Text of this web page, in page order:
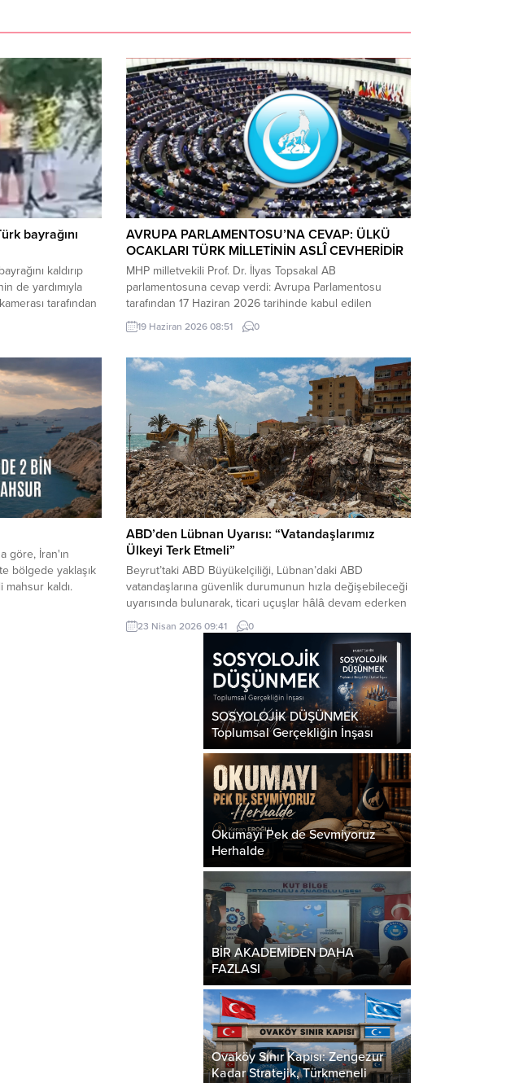
bayrağını
kaldırıp
de yardımıyla
tarafından
Parkı
Bu sırada parkta
AVRUPA PARLAMENTOSU’NA CEVAP: ÜLKÜ
OCAKLARI TÜRK MİLLETİNİN ASLÎ CEVHERİDİR
MHP milletvekili Prof. Dr. İlyas Topsakal AB
parlamentosuna cevap verdi: Avrupa Parlamentosu
tarafından 17 Haziran 2026 tarihinde kabul edilen
Türkiye Raporu, teknik bir ilerleme belgesi olmaktan
ziyade, Türkiye-AB ilişkilerinin gerilimli fay hatlarını
alan bir siyasi pozisyon belgesi niteliğindedir. Raporun
içeriği, Türkiye’nin iç siyasi dengelerine...
19 Haziran 2026 08:51 0
göre, İran'ın
bölgede yaklaşık
kaldı.
ABD’den Lübnan Uyarısı: “Vatandaşlarımız
Ülkeyi Terk Etmeli”
Beyrut’taki ABD Büyükelçiliği, Lübnan’daki ABD
vatandaşlarına güvenlik durumunun hızla değişebileceği
uyarısında bulunarak, ticari uçuşlar hâlâ devam ederken
ülkeden ayrılmalarını tavsiye etti.
23 Nisan 2026 09:41 0
SOSYOLOJİK DÜŞÜNMEK
Toplumsal Gerçekliğin İnşası
Okumayı Pek de Sevmiyoruz
Herhalde
BİR AKADEMİDEN DAHA
FAZLASI
Ovaköy Sınır Kapısı: Zengezur
Kadar Stratejik, Türkmeneli